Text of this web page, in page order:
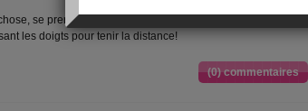
se prendre en main une bonne fois pour toute... alors
les doigts pour tenir la distance!
(0) commentaires